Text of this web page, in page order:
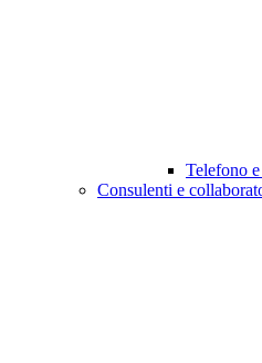
Telefono
Consulenti e